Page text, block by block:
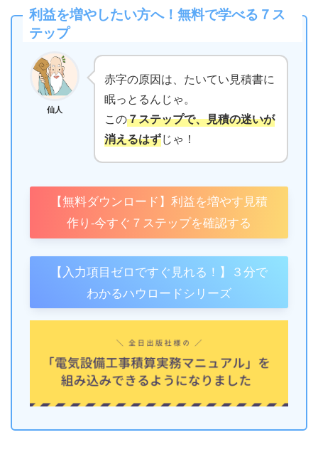
利益を増やしたい方へ！無料で学べる７ス
テップ
仙人
赤字の原因は、たいてい見積書に
眠っとるんじゃ。
この７ステップで、見積の迷いが
消えるはずじゃ！
【無料ダウンロード】利益を増やす見積
作り-今すぐ７ステップを確認する
【入力項目ゼロですぐ見れる！】３分で
わかるハウロードシリーズ